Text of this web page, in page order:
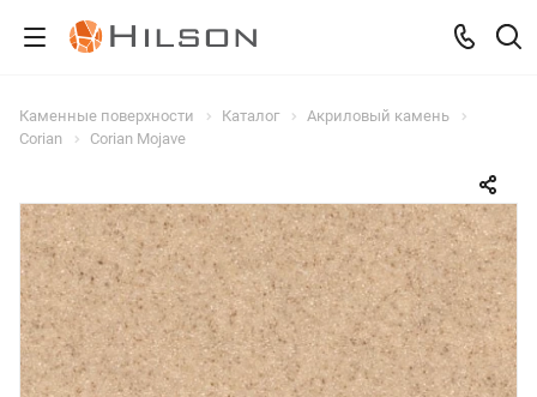
Каменные поверхности Каталог
Акриловый камень
Corian
Corian Mojave